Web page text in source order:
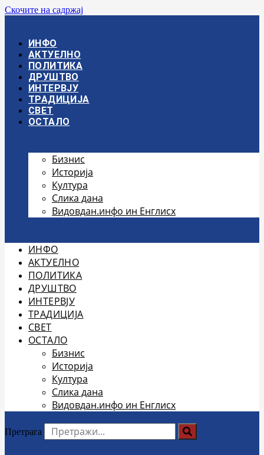
Скочите на садржај
ИНФО
АКТУЕЛНО
ПОЛИТИКА
ДРУШТВО
ИНТЕРВЈУ
ТРАДИЦИЈА
СВЕТ
ОСТАЛО
Бизнис
Историја
Култура
Слика дана
Видовдан.инфо ин Енглисх
ИНФО
АКТУЕЛНО
ПОЛИТИКА
ДРУШТВО
ИНТЕРВЈУ
ТРАДИЦИЈА
СВЕТ
ОСТАЛО
Бизнис
Историја
Култура
Слика дана
Видовдан.инфо ин Енглисх
Претрага